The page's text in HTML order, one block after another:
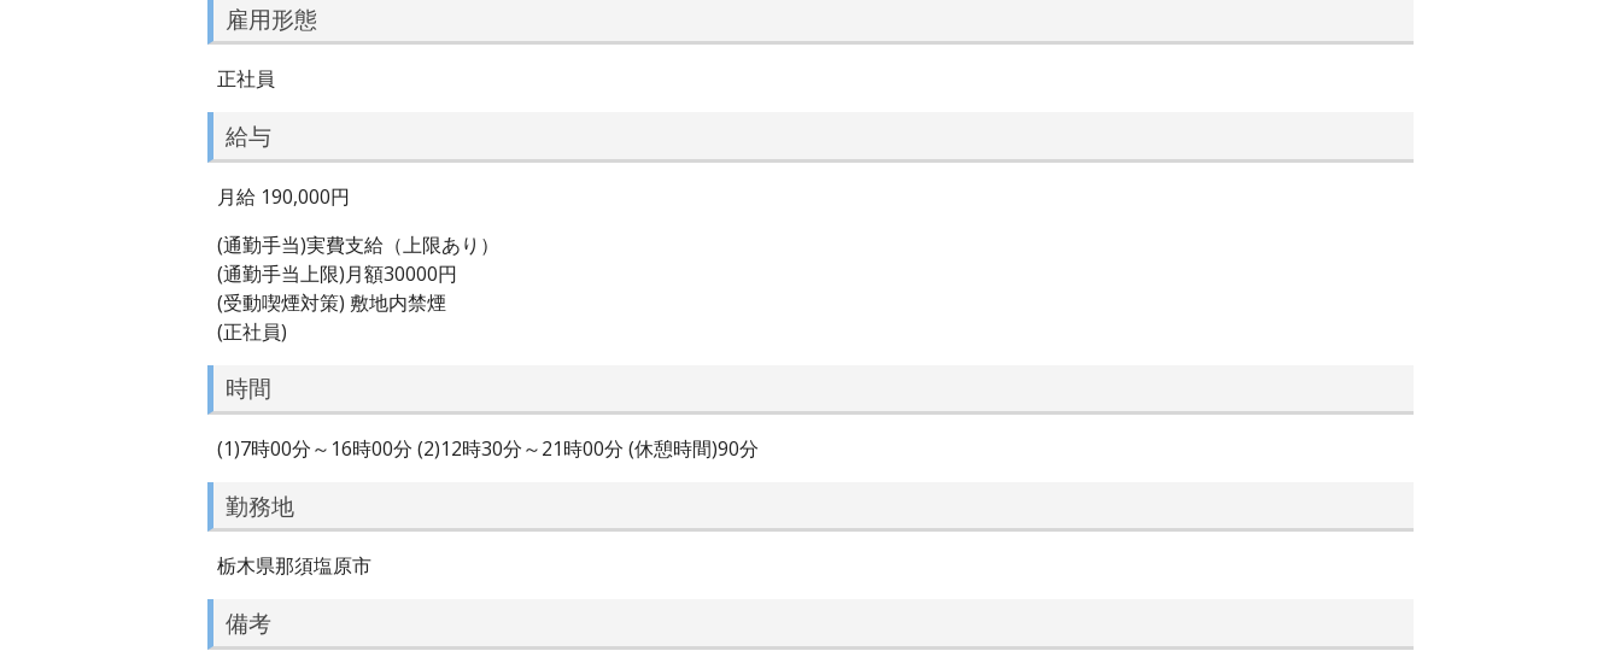
雇用形態
正社員
給与
月給 190,000円
(通勤手当)実費支給（上限あり）
(通勤手当上限)月額30000円
(受動喫煙対策) 敷地内禁煙
(正社員)
時間
(1)7時00分～16時00分 (2)12時30分～21時00分 (休憩時間)90分
勤務地
栃木県那須塩原市
備考